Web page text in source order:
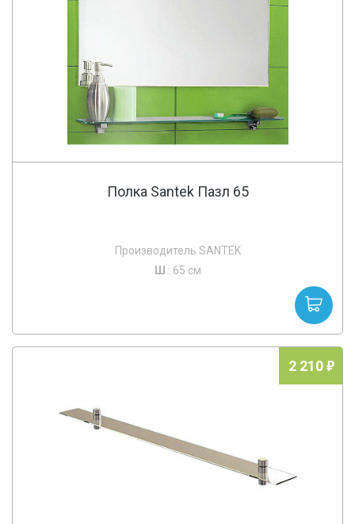
Полка Santek Пазл 65
Производитель SANTEK
Ш : 65 см
2 210